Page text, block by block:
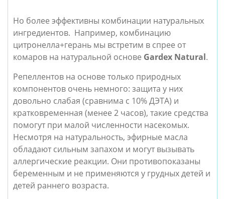
Но более эффективны комбинации натуральных
ингредиентов. Например, комбинацию
цитронелла+герань мы встретим в спрее от
комаров на натуральной основе Gardex Natural.
Репеллентов на основе только природных
компонентов очень немного: защита у них
довольно слабая (сравнима с 10% ДЭТА) и
кратковременная (менее 2 часов), такие средства
помогут при малой численности насекомых.
Несмотря на натуральность, эфирные масла
обладают сильным запахом и могут вызывать
аллергические реакции. Они противопоказаны
беременным и не применяются у грудных детей и
детей раннего возраста.